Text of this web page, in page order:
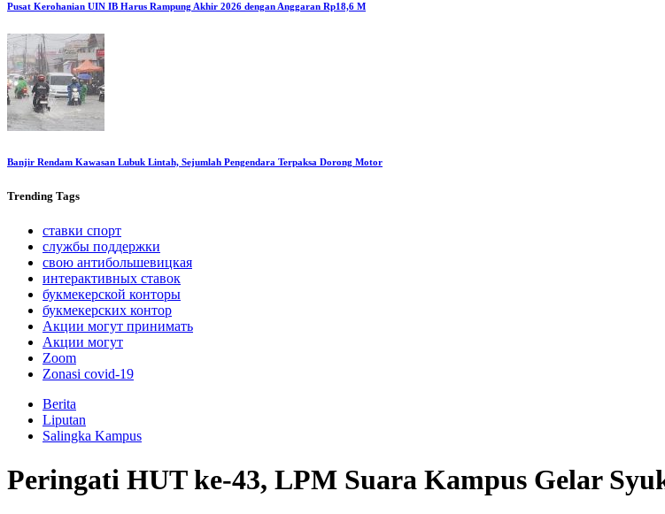
Pusat Kerohanian UIN IB Harus Rampung Akhir 2026 dengan Anggaran Rp18,6 M
Banjir Rendam Kawasan Lubuk Lintah, Sejumlah Pengendara Terpaksa Dorong Motor
Trending Tags
ставки спорт
службы поддержки
свою антибольшевицкая
интерактивных ставок
букмекерской конторы
букмекерских контор
Акции могут принимать
Акции могут
Zoom
Zonasi covid-19
Berita
Liputan
Salingka Kampus
Peringati HUT ke-43, LPM Suara Kampus Gelar